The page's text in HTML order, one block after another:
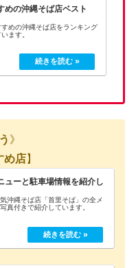
めの沖縄そば店ベスト
めの沖縄そば店をランキング
ます。
》
め店】
ューと駐車場情報を紹介し
沖縄そば店「首里そば」の全メ
真付きで紹介しています。